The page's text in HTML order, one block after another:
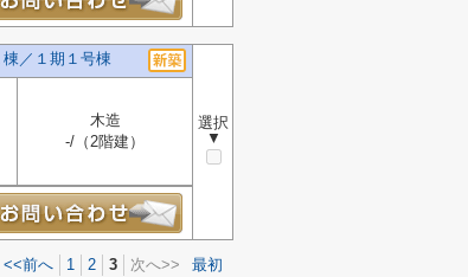
／１期１号棟
選択
▼
木造
-/（2階建）
<<前へ 1 2 3 次へ>> 最初